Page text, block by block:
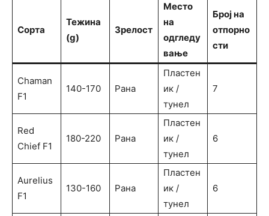
Сорта
Тежина
(g)
Зрелост
Место
на
одгледу
вање
Број на
отпорно
сти
Chaman
F1
140-170 Рана
Пластен
ик /
тунел
7
Red
Chief F1
180-220 Рана
Пластен
ик /
тунел
6
Aurelius
F1
130-160 Рана
Пластен
ик /
тунел
6